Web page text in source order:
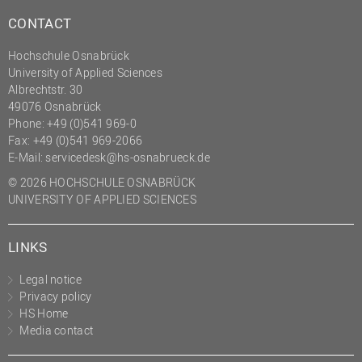
(PMO)
Recht
Science to Business GmbH
Studierendensekretariat
Studium und Lehre
Transfer- und
Innovationsmanagement
CONTACT
Hochschule Osnabrück
University of Applied Sciences
Albrechtstr. 30
49076 Osnabrück
Phone: +49 (0)541 969-0
Fax: +49 (0)541 969-2066
E-Mail: servicedesk@hs-osnabrueck.de
© 2026 HOCHSCHULE OSNABRÜCK
UNIVERSITY OF APPLIED SCIENCES
LINKS
Legal notice
Privacy policy
HS Home
Media contact